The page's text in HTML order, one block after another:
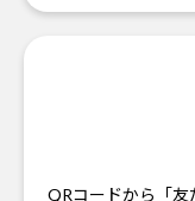
QRコードから「友